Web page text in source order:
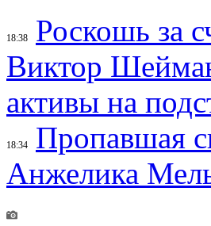
18:38
Роскошь за
Виктор
активы на
18:34
Пропавшая
Анжелика